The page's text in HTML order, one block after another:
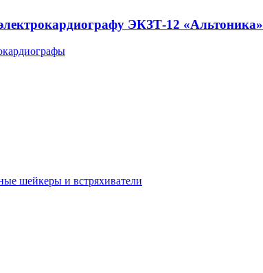
ЭКЗТ-12 «Альтоника»
шейкеры и встряхиватели